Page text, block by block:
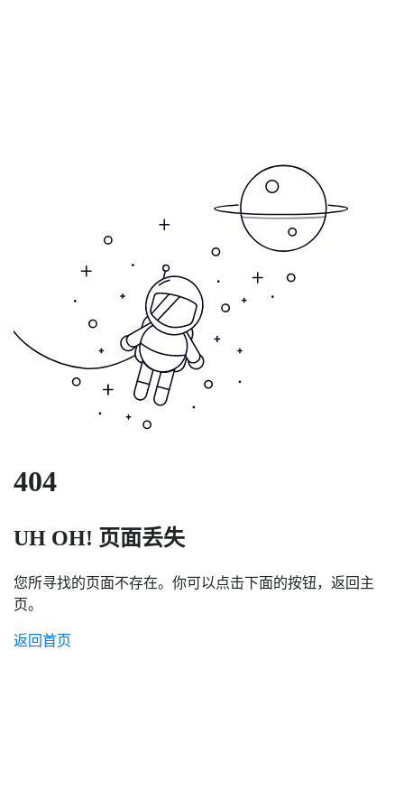
404
UH OH! 页面丢失
您所寻找的页面不存在。你可以点击下面的按钮，返回主
页。
返回首页